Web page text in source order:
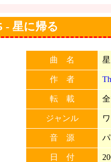
- 星に帰る
曲 名
作 者
転 載
ジャンル
音 源
日 付